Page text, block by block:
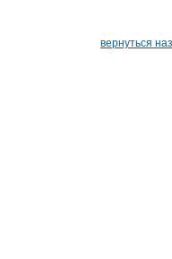
вернуться